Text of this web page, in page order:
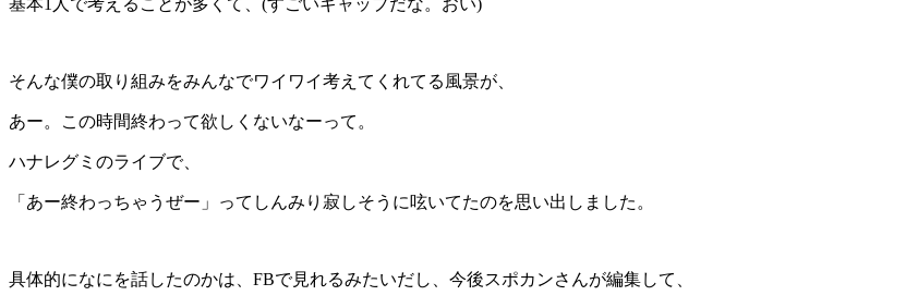
そんな僕の取り組みをみんなでワイワイ考えてくれてる風景が、
あー。この時間終わって欲しくないなーって。
ハナレグミのライブで、
「あー終わっちゃうぜー」ってしんみり寂しそうに呟いてたのを思い出しました。
具体的になにを話したのかは、FBで見れるみたいだし、今後スポカンさんが編集して、